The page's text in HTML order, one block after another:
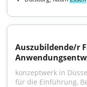
Auszubildende/r
konzeptwerk in
für die Einführung,